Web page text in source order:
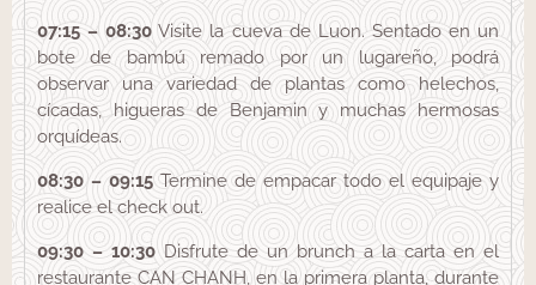
07:15 – 08:30 Visite la cueva de Luon. Sentado en un
bote de bambú remado por un lugareño, podrá
observar una variedad de plantas como helechos,
cícadas, higueras de Benjamin y muchas hermosas
orquídeas.
08:30 – 09:15Termine de empacar todo el equipaje y
realice el check out.
09:30 – 10:30Disfrute de un brunch a la carta en el
restaurante CAN CHANH, en la primera planta, durante